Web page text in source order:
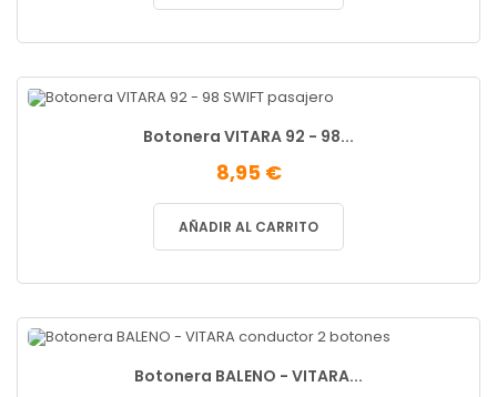
Botonera VITARA 92 - 98...
8,95 €
AÑADIR AL CARRITO
Botonera BALENO - VITARA...